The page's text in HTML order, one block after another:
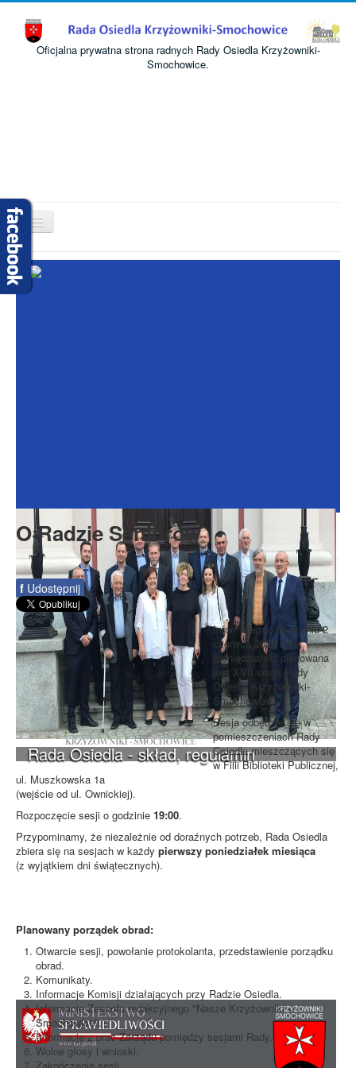
Oficjalna prywatna strona radnych Rady Osiedla Krzyżowniki-
Smochowice.
Przełącz
nawigację
Start
O nas
Rada Seniorów
Rada Osiedla - skład, regulamin
O Radzie Seniorów
f Udostępnij
Informujemy, że w dniu 2
czerwca 2025 roku
(poniedziałek) planowana
jest XVII sesja Rady
Osiedla Krzyżowniki-
Smochowice.
Sesja odbędzie się w
pomieszczeniach Rady
Osiedla mieszczących się
w Filii Biblioteki Publicznej,
ul. Muszkowska 1a
(wejście od ul. Ownickiej).
Rozpoczęcie sesji o godzinie 19:00.
Przypominamy, że niezależnie od doraźnych potrzeb, Rada Osiedla
zbiera się na sesjach w każdy pierwszy poniedziałek miesiąca
(z wyjątkiem dni świątecznych).
Planowany porządek obrad:
Otwarcie sesji, powołanie protokolanta, przedstawienie porządku
obrad.
Komunikaty.
Informacje Komisji działających przy Radzie Osiedla.
Informacje Zespołu redakcyjnego "Nasze Krzyżowniki -
Smochowice".
Informacje z prac Zarządu pomiędzy sesjami Rady.
Wolne głosy i wnioski.